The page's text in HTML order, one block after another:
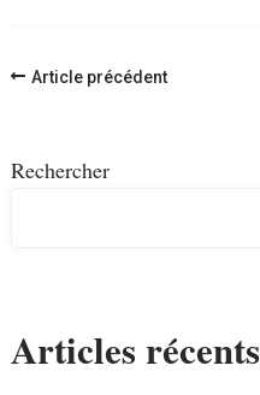
Navigation
Article précédent
Rechercher
Articles récents